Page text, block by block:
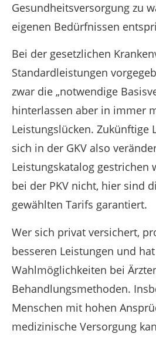
Gesundheitsversorgung zu
eigenen Bedürfnissen
Bei der gesetzlichen
Standardleistungen
zwar die „notwendige
hinterlassen aber in immer
Leistungslücken. Zukünftige
sich in der GKV also
Leistungskatalog gestrichen
bei der PKV nicht, hier sind
gewählten Tarifs garantiert.
Wer sich privat versichert,
besseren Leistungen und
Wahlmöglichkeiten bei
Behandlungsmethoden.
Menschen mit hohen
medizinische Versorgung